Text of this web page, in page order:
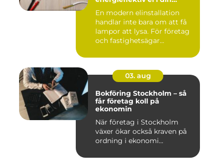
En modern elinstallation
handlar inte bara om att få
lampor att lysa. För företag
och fastighetsägar...
03. aug
Bokföring Stockholm – så
får företag koll på
ekonomin
När företag i Stockholm
växer ökar också kraven på
ordning i ekonomi...